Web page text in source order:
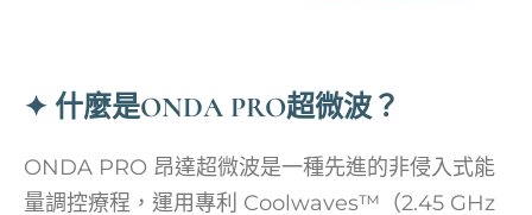
✦ 什麼是ONDA PRO超微波？
ONDA PRO 昂達超微波是一種先進的非侵入式能
量調控療程，運用專利 Coolwaves™（2.45 GHz